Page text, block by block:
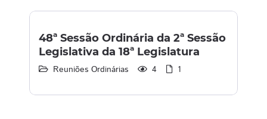
48ª Sessão Ordinária da 2ª Sessão
Legislativa da 18ª Legislatura
Reuniões Ordinárias 4 1